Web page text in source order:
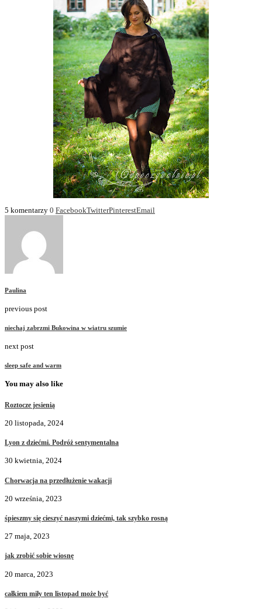
5 komentarzy 0 FacebookTwitterPinterestEmail
Paulina
previous post
niechaj zabrzmi Bukowina w wiatru szumie
next post
sleep safe and warm
You may also like
Roztocze jesienią
20 listopada, 2024
Lyon z dziećmi. Podróż sentymentalna
30 kwietnia, 2024
Chorwacja na przedłużenie wakacji
20 września, 2023
śpieszmy się cieszyć naszymi dziećmi, tak szybko rosną
27 maja, 2023
jak zrobić sobie wiosnę
20 marca, 2023
całkiem miły ten listopad może być